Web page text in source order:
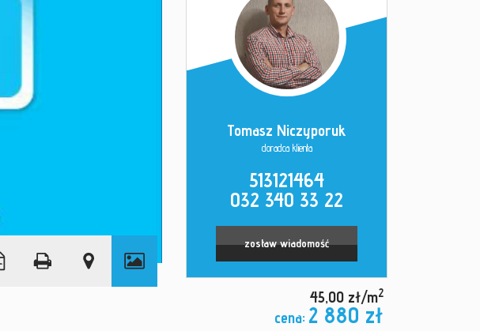
©OpenStreetMap contributors
Tomasz Niczyporuk
doradca klienta
513121464
032 340 33 22
zostaw wiadomość
45,00 zł/m2
cena: 2 880 zł